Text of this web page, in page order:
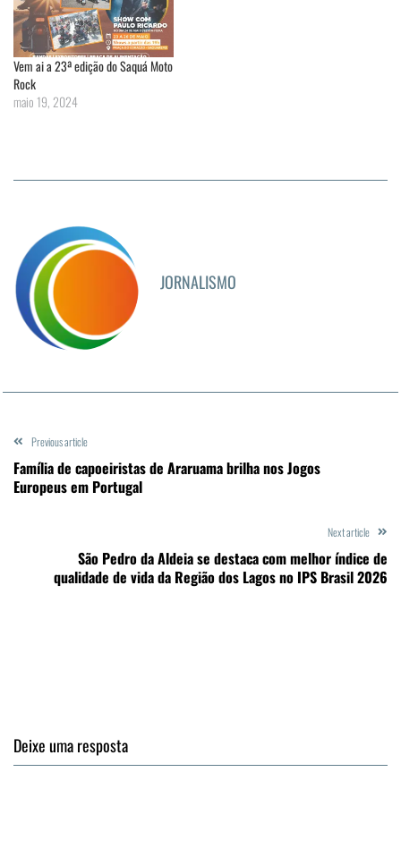
Vem ai a 23ª edição do Saquá Moto
Rock
maio 19, 2024
JORNALISMO
Previous article
Família de capoeiristas de Araruama brilha nos Jogos
Europeus em Portugal
Next article
São Pedro da Aldeia se destaca com melhor índice de
qualidade de vida da Região dos Lagos no IPS Brasil 2026
Deixe uma resposta